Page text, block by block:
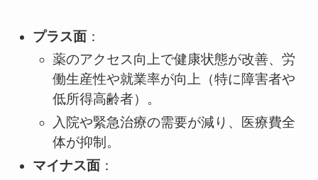
プラス面 ：
薬のアクセス向上で健康状態が改善、労
働生産性や就業率が向上（特に障害者や
低所得高齢者）。
入院や緊急治療の需要が減り、医療費全
体が抑制。
マイナス面 ：